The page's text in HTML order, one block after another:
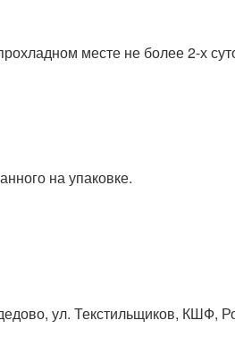
месте не более 2-х
на упаковке.
ул. Текстильщиков, КШФ,